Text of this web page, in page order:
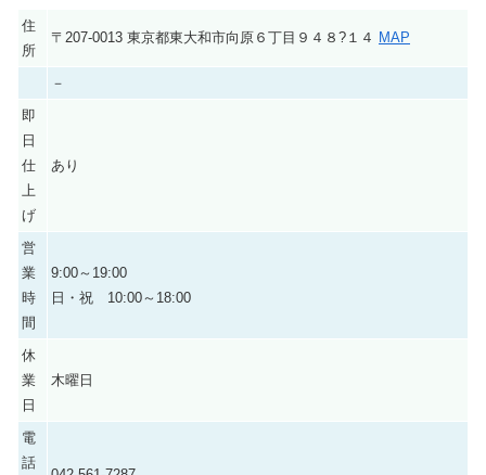
住
所
〒207-0013 東京都東大和市向原６丁目９４８?１４ MAP
－
即
日
仕
上
げ
あり
営
業
時
間
9:00～19:00
日・祝 10:00～18:00
休
業
日
木曜日
電
話